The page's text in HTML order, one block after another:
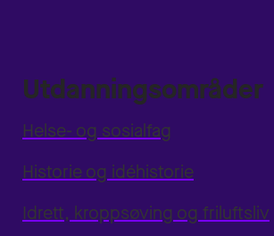
Utdanningsområder
Helse- og sosialfag
Historie og idéhistorie
Idrett, kroppsøving og friluftsliv